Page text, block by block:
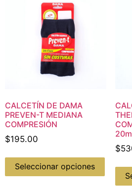
CALCETÍN DE DAMA
PREVEN-T MEDIANA
COMPRESIÓN
$195.00
Seleccionar opciones
$